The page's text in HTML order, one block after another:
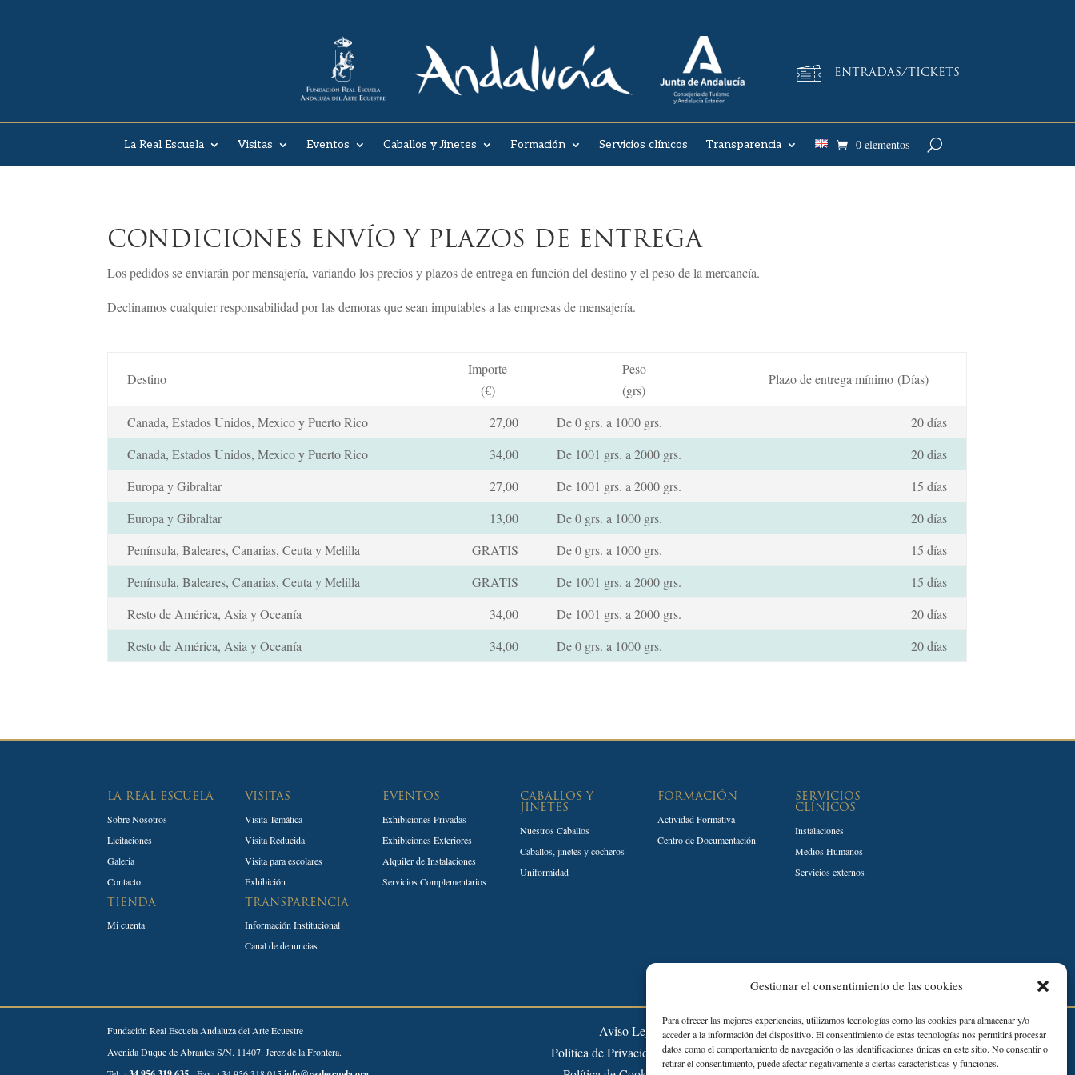
Gestionar el consentimiento de las cookies
Para ofrecer las mejores experiencias, utilizamos tecnologías como las cookies para almacenar y/o
acceder a la información del dispositivo. El consentimiento de estas tecnologías nos permitirá procesar
datos como el comportamiento de navegación o las identificaciones únicas en este sitio. No consentir o
retirar el consentimiento, puede afectar negativamente a ciertas características y funciones.
ENTRADAS/TICKETS
La Real Escuela Visitas Eventos Caballos y Jinetes Formación Servicios clínicos Transparencia 0 elementos
CONDICIONES ENVÍO Y PLAZOS DE ENTREGA
Los pedidos se enviarán por mensajería, variando los precios y plazos de entrega en función del destino y el peso de la mercancía.
Declinamos cualquier responsabilidad por las demoras que sean imputables a las empresas de mensajería.
Destino
Importe
(€)
Peso
(grs)
Plazo de entrega mínimo (Días)
Canada, Estados Unidos, Mexico y Puerto Rico 27,00 De 0 grs. a 1000 grs.
20 días
Canada, Estados Unidos, Mexico y Puerto Rico
34,00 De 1001 grs. a 2000 grs.
20 dias
Europa y Gibraltar
27,00 De 1001 grs. a 2000 grs.
15 días
Europa y Gibraltar
13,00 De 0 grs. a 1000 grs.
20 días
Península, Baleares, Canarias, Ceuta y Melilla
GRATIS De 0 grs. a 1000 grs.
15 días
Península, Baleares, Canarias, Ceuta y Melilla
GRATIS De 1001 grs. a 2000 grs.
15 días
Resto de América, Asia y Oceanía
34,00 De 1001 grs. a 2000 grs.
20 días
Resto de América, Asia y Oceanía
34,00 De 0 grs. a 1000 grs. 20 días
LA REAL ESCUELA
Sobre Nosotros
Licitaciones
Galeria
Contacto
TIENDA
Mi cuenta
VISITAS
Visita Temática
Visita Reducida
Visita para escolares
Exhibición
TRANSPARENCIA
Información Institucional
Canal de denuncias
EVENTOS
Exhibiciones Privadas
Exhibiciones Exteriores
Alquiler de Instalaciones
Servicios Complementarios
CABALLOS Y
JINETES
Nuestros Caballos
Caballos, jinetes y cocheros
Uniformidad
FORMACIÓN
Actividad Formativa
Centro de Documentación
SERVICIOS
CLÍNICOS
Instalaciones
Medios Humanos
Servicios externos
Fundación Real Escuela Andaluza del Arte Ecuestre
Avenida Duque de Abrantes S/N. 11407. Jerez de la Frontera.
Desarrollado por:
Aviso Legal
Política de Privacidad